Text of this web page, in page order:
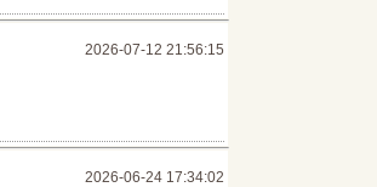
2026-07-12 21:56:15
2026-06-24 17:34:02